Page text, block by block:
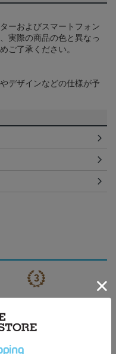
ーおよびスマートフォン
実際の商品の色と異なっ
ご了承ください。
デザインなどの仕様が予